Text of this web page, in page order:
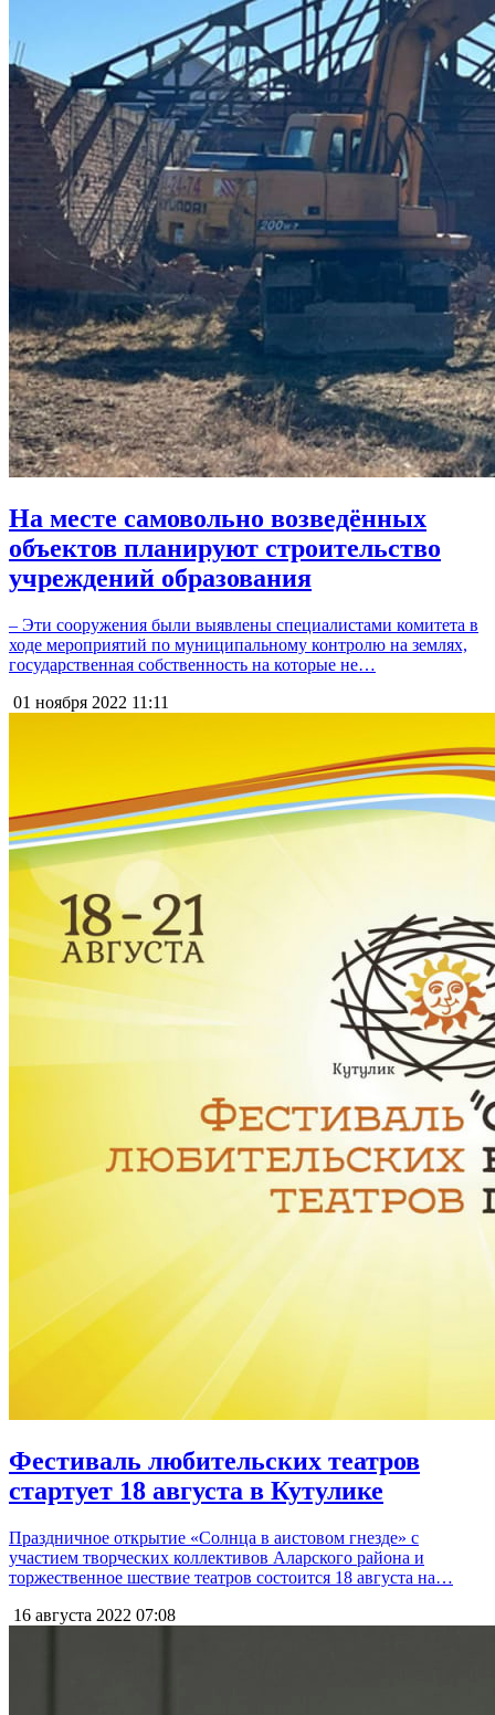
На месте самовольно возведённых
объектов планируют строительство
учреждений образования
– Эти сооружения были выявлены специалистами комитета в
ходе мероприятий по муниципальному контролю на землях,
государственная собственность на которые не…
01 ноября 2022 11:11
Фестиваль любительских театров
стартует 18 августа в Кутулике
Праздничное открытие «Солнца в аистовом гнезде» с
участием творческих коллективов Аларского района и
торжественное шествие театров состоится 18 августа на…
16 августа 2022 07:08